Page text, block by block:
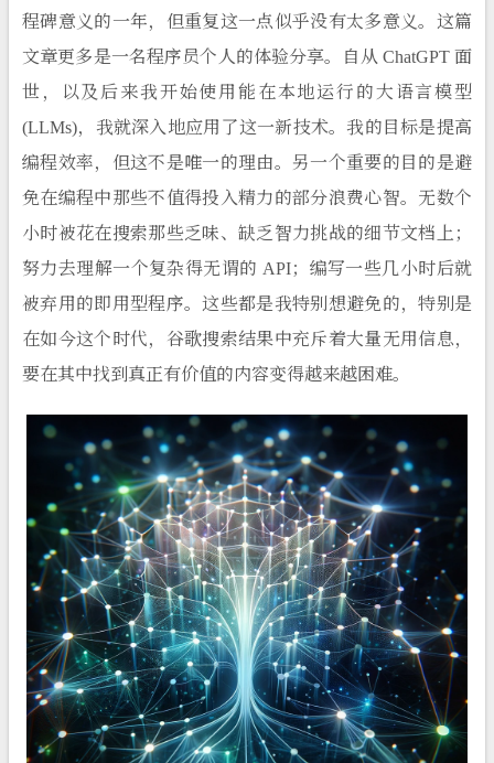
程碑意义的一年，但重复这一点似乎没有太多意义。这篇
文章更多是一名程序员个人的体验分享。自从 ChatGPT 面
世，以及后来我开始使用能在本地运行的大语言模型
(LLMs)，我就深入地应用了这一新技术。我的目标是提高
编程效率，但这不是唯一的理由。另一个重要的目的是避
免在编程中那些不值得投入精力的部分浪费心智。无数个
小时被花在搜索那些乏味、缺乏智力挑战的细节文档上；
努力去理解一个复杂得无谓的 API；编写一些几小时后就
被弃用的即用型程序。这些都是我特别想避免的，特别是
在如今这个时代，谷歌搜索结果中充斥着大量无用信息，
要在其中找到真正有价值的内容变得越来越困难。